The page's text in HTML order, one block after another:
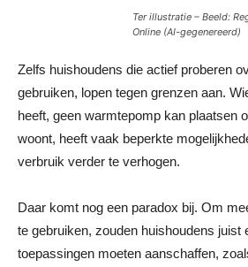
Ter illustratie – Beeld:
Online (AI-gegenereerd)
Zelfs huishoudens die actief proberen
gebruiken, lopen tegen grenzen aan.
heeft, geen warmtepomp kan plaatsen
woont, heeft vaak beperkte
verbruik verder te verhogen.
Daar komt nog een paradox bij. Om
te gebruiken, zouden huishoudens juist
toepassingen moeten aanschaffen,